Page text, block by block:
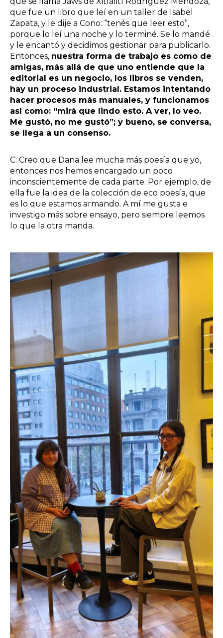
que fue un libro que leí en un taller de Isabel
Zapata, y le dije a Cono: “tenés que leer esto”,
porque lo leí una noche y lo terminé. Se lo mandé
y le encantó y decidimos gestionar para publicarlo.
Entonces, nuestra forma de trabajo es como de
amigas, más allá de que uno entiende que la
editorial es un negocio, los libros se venden,
hay un proceso industrial. Estamos intentando
hacer procesos más manuales, y funcionamos
así como: “mirá que lindo esto. A ver, lo veo.
Me gustó, no me gustó”; y bueno, se conversa,
se llega a un consenso.
C: Creo que Dana lee mucha más poesía que yo,
entonces nos hemos encargado un poco
inconscientemente de cada parte. Por ejemplo, de
ella fue la idea de la colección de eco poesía, que
es lo que estamos armando. A mí me gusta e
investigo más sobre ensayo, pero siempre leemos
lo que la otra manda.